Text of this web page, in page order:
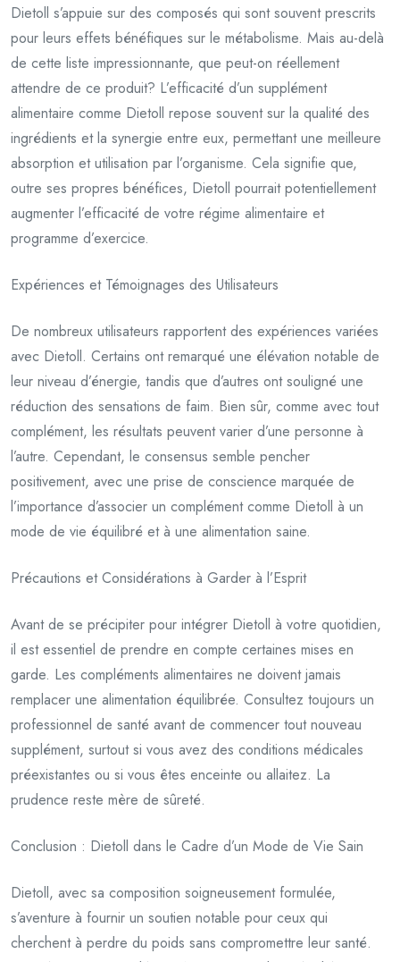
Dietoll s’appuie sur des composés qui sont souvent prescrits
pour leurs effets bénéfiques sur le métabolisme. Mais au-delà
de cette liste impressionnante, que peut-on réellement
attendre de ce produit? L’efficacité d’un supplément
alimentaire comme Dietoll repose souvent sur la qualité des
ingrédients et la synergie entre eux, permettant une meilleure
absorption et utilisation par l’organisme. Cela signifie que,
outre ses propres bénéfices, Dietoll pourrait potentiellement
augmenter l’efficacité de votre régime alimentaire et
programme d’exercice.
Expériences et Témoignages des Utilisateurs
De nombreux utilisateurs rapportent des expériences variées
avec Dietoll. Certains ont remarqué une élévation notable de
leur niveau d’énergie, tandis que d’autres ont souligné une
réduction des sensations de faim. Bien sûr, comme avec tout
complément, les résultats peuvent varier d’une personne à
l’autre. Cependant, le consensus semble pencher
positivement, avec une prise de conscience marquée de
l’importance d’associer un complément comme Dietoll à un
mode de vie équilibré et à une alimentation saine.
Précautions et Considérations à Garder à l’Esprit
Avant de se précipiter pour intégrer Dietoll à votre quotidien,
il est essentiel de prendre en compte certaines mises en
garde. Les compléments alimentaires ne doivent jamais
remplacer une alimentation équilibrée. Consultez toujours un
professionnel de santé avant de commencer tout nouveau
supplément, surtout si vous avez des conditions médicales
préexistantes ou si vous êtes enceinte ou allaitez. La
prudence reste mère de sûreté.
Conclusion : Dietoll dans le Cadre d’un Mode de Vie Sain
Dietoll, avec sa composition soigneusement formulée,
s’aventure à fournir un soutien notable pour ceux qui
cherchent à perdre du poids sans compromettre leur santé.